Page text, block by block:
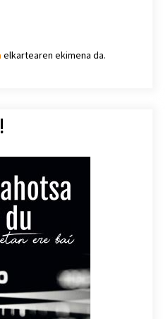
elkartearen ekimena da.